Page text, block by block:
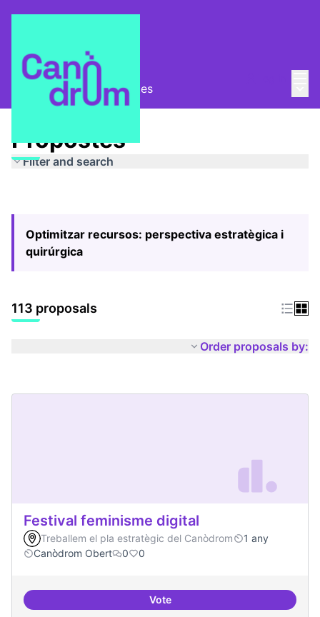
Pla Estratègic Propostes
Propostes
Filter and search
Optimitzar recursos: perspectiva estratègica i
quirúrgica
113 proposals
Order proposals by:
Festival feminisme digital
Treballem el pla estratègic del Canòdrom
1 any
Canòdrom Obert
0 0
VoteFestival feminisme digital